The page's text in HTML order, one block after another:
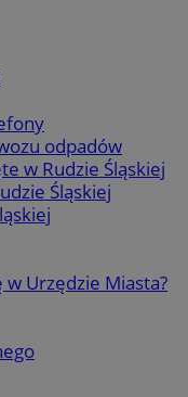
odpadów
w Rudzie Śląskiej
Śląskiej
w Urzędzie Miasta?